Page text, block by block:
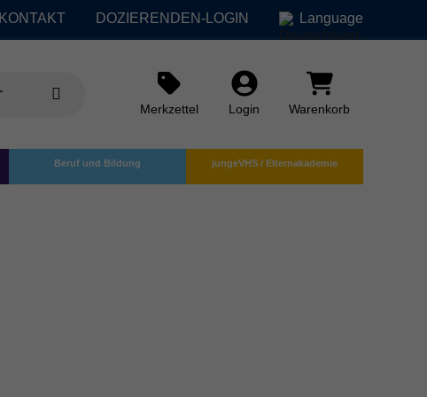
KONTAKT DOZIERENDEN-LOGIN Language
Merkzettel Login Warenkorb
Beruf und Bildung jungeVHS / Elternakademie